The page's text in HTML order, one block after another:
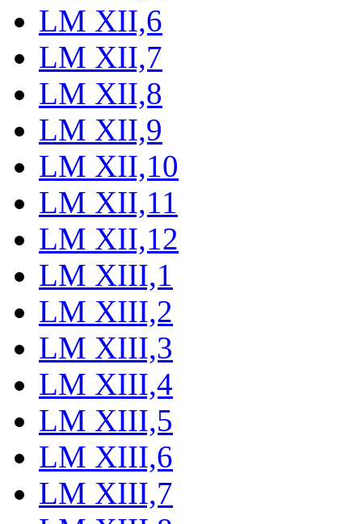
LM XII,6
LM XII,7
LM XII,8
LM XII,9
LM XII,10
LM XII,11
LM XII,12
LM XIII,1
LM XIII,2
LM XIII,3
LM XIII,4
LM XIII,5
LM XIII,6
LM XIII,7